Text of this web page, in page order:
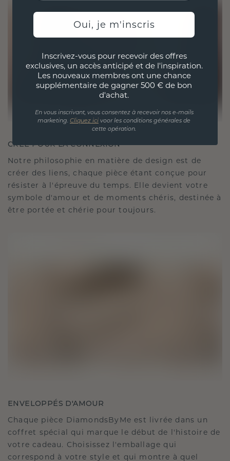
CRÉÉ POUR LA CONNEXION
Notre philosophie en matière de design est de
créer des liens, chaque pièce étant conçue pour
résister à l'épreuve du temps. Elle devient votre
symbole d'amour et de moments chéris, destinée à
être portée et chérie pour toujours.
ENVELOPPÉS D'AMOUR
Chaque pièce DiamondsByMe est livrée dans un
coffret spécial qui marque le début de l'histoire de
votre cadeau. Choisissez l'emballage qui
correspond à votre style et qui montre à quel
Oui, je m'inscris
Inscrivez-vous pour recevoir des offres
exclusives, un accès anticipé et de l'inspiration.
Les nouveaux membres ont une chance
supplémentaire de gagner 500 € de bon
d'achat.
En vous inscrivant, vous consentez à recevoir nos e-mails
marketing. Cliquez ici voor les conditions générales de
cette opération.